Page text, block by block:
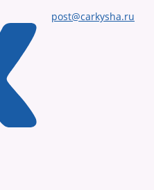
post@carkysha.ru